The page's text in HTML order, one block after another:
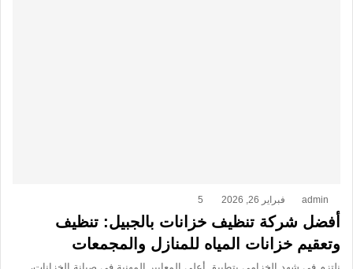
admin فبراير 26, 2026 5
أفضل شركة تنظيف خزانات بالجبيل: تنظيف
وتعقيم خزانات المياه للمنازل والمجمعات